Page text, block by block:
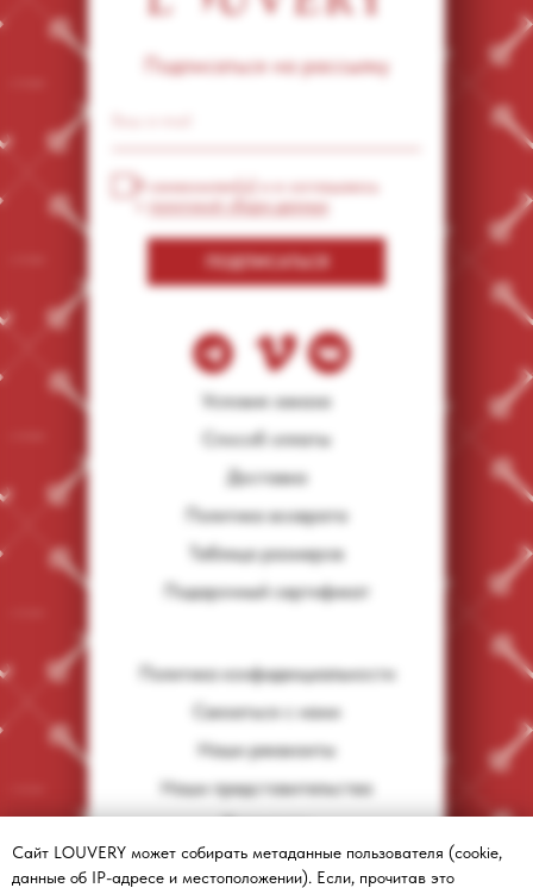
Сайт LOUVERY может собирать метаданные пользователя (cookie,
данные об IP-адресе и местоположении). Если, прочитав это
Условия заказа
Способ оплаты
Доставка
Политика возврата
Таблица размеров
Подарочный сертификат
Политика конфиденциальности
Связаться с нами
Наши реквизиты
Наши представительства
© Все права защищены.
Я ознакомлен(а) и я соглашаюсь
политикой сбора данных
ПОДПИСАТЬСЯ
Подписаться на рассылку